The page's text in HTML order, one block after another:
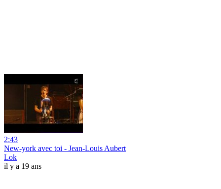
2:43
New-york avec toi - Jean-Louis Aubert
Lok
il y a 19 ans